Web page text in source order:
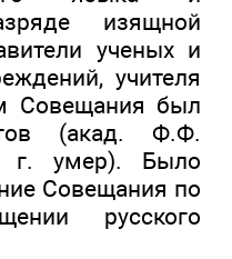
изящной
ученых и
учителя
Совещания был
(акад. Ф.Ф.
г. умер). Было
Совещания по
русского